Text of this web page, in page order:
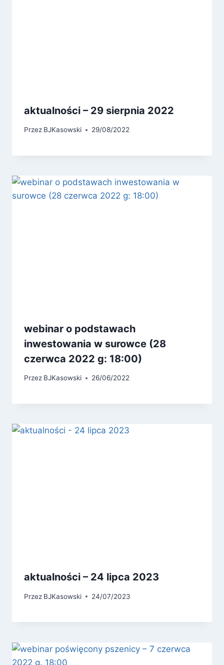
aktualności – 29 sierpnia 2022
Przez BJKasowski 29/08/2022
webinar o podstawach
inwestowania w surowce (28
czerwca 2022 g: 18:00)
Przez BJKasowski 26/06/2022
aktualności – 24 lipca 2023
Przez BJKasowski 24/07/2023